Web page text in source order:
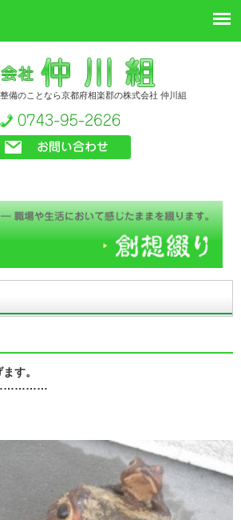
備のことなら京都府相楽郡の株式会社 仲川組
す。